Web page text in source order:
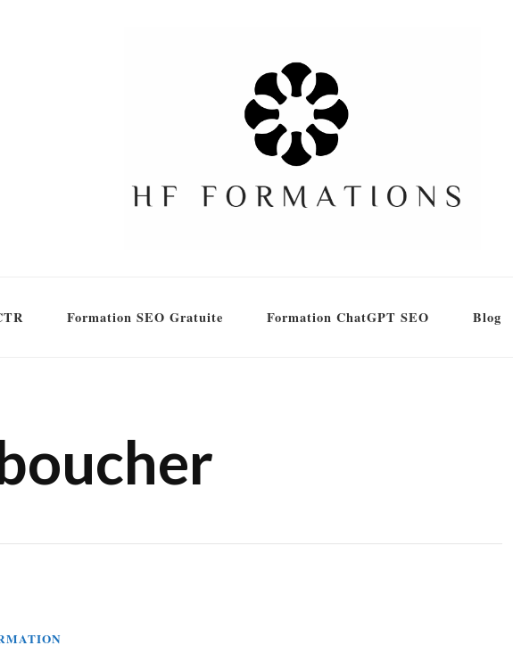
Formation SEO Gratuite Formation ChatGPT SEO Blog